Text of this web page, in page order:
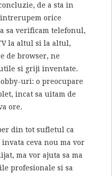
de a sta in
orice
sa verificam telefonul,
la altul si la altul,
de browser, ne
si griji inventate.
uri: o preocupare
incat sa uitam de
ore.
din tot sufletul ca
ceva nou ma vor
ma vor ajuta sa ma
profesionale si sa